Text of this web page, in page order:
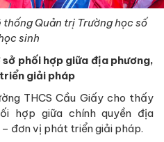
thống Quản trị Trường học số
sinh
phối hợp giữa địa phương,
giải pháp
THCS Cầu Giấy cho thấy
hợp giữa chính quyền địa
đơn vị phát triển giải pháp.